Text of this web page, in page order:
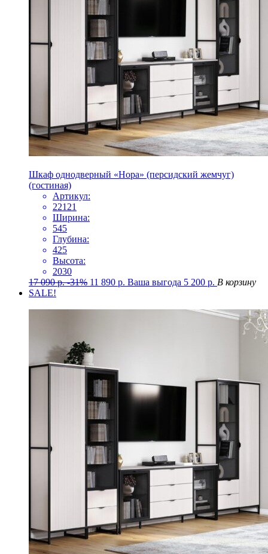
Шкаф однодверный «Нора» (персидский жемчуг)
(гостиная)
Артикул:
22121
Ширина:
545
Глубина:
425
Высота:
2030
17 090р. -31% 11 890 р. Ваша выгода 5 200 р. В корзину
SALE!